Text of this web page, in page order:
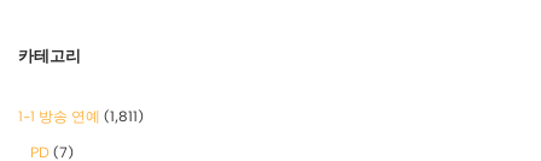
카테고리
1-1 방송 연예 (1,811)
PD (7)